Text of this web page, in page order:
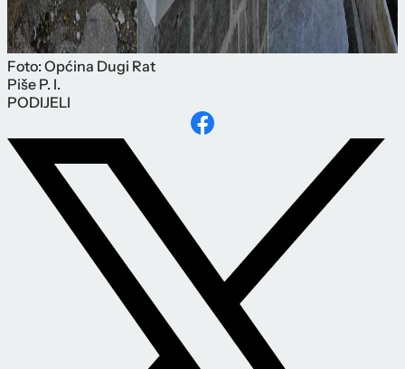
Foto: Općina Dugi Rat
Piše P. I.
PODIJELI